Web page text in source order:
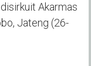
Akarmas
Jateng (26-